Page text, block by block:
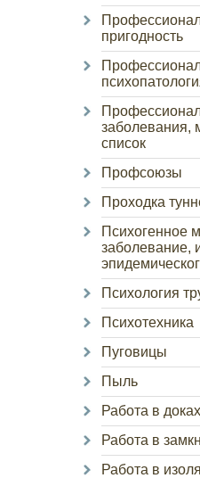
пригодность
заболевания,
список
Профсоюзы
Проходка
Психогенное
заболевание,
Психология
Психотехника
Пуговицы
Пыль
Работа в доках
Работа в
Работа в